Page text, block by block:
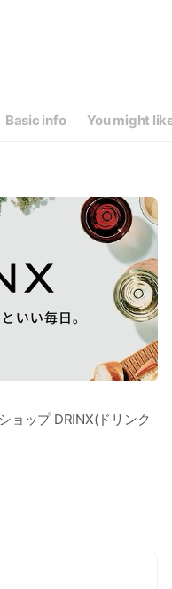
Basic info You might
ョップ DRINX(ドリンク
しみ方や、 人と人との
、 自然と人が集まって
飲みもの。